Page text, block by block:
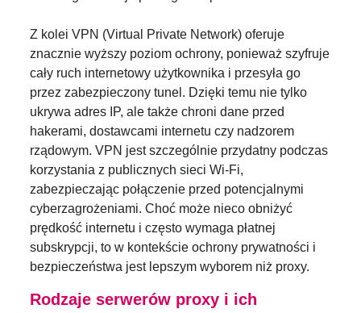
Z kolei VPN (Virtual Private Network) oferuje
znacznie wyższy poziom ochrony, ponieważ szyfruje
cały ruch internetowy użytkownika i przesyła go
przez zabezpieczony tunel. Dzięki temu nie tylko
ukrywa adres IP, ale także chroni dane przed
hakerami, dostawcami internetu czy nadzorem
rządowym. VPN jest szczególnie przydatny podczas
korzystania z publicznych sieci Wi-Fi,
zabezpieczając połączenie przed potencjalnymi
cyberzagrożeniami. Choć może nieco obniżyć
prędkość internetu i często wymaga płatnej
subskrypcji, to w kontekście ochrony prywatności i
bezpieczeństwa jest lepszym wyborem niż proxy.
Rodzaje serwerów proxy i ich